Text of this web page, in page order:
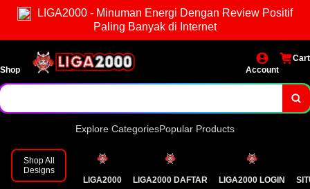
LIGA2000 - Minuman Energi Dengan Review Positif
Paling Banyak di Internet
Shop Account
Cart
Explore CategoriesPopular Products
Shop All
Designs
LIGA2000
LIGA2000 DAFTAR LIGA2000 LOGIN